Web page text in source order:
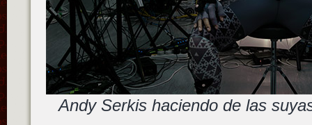
Andy Serkis haciendo de las